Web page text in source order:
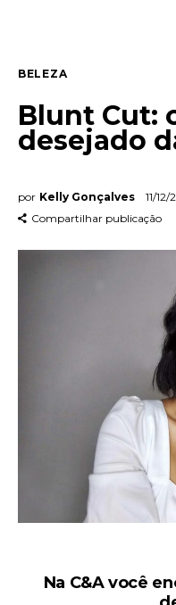
Contato
BELEZA
Blunt Cut:
desejado
por Kelly Gonçalves
11/
Compartilhar publicação
Na C&A você